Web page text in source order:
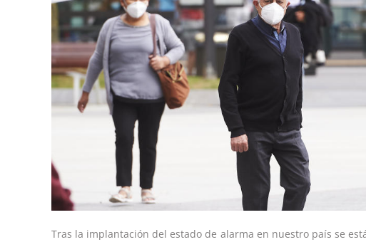
Tras la implantación del estado de alarma en nuestro país se